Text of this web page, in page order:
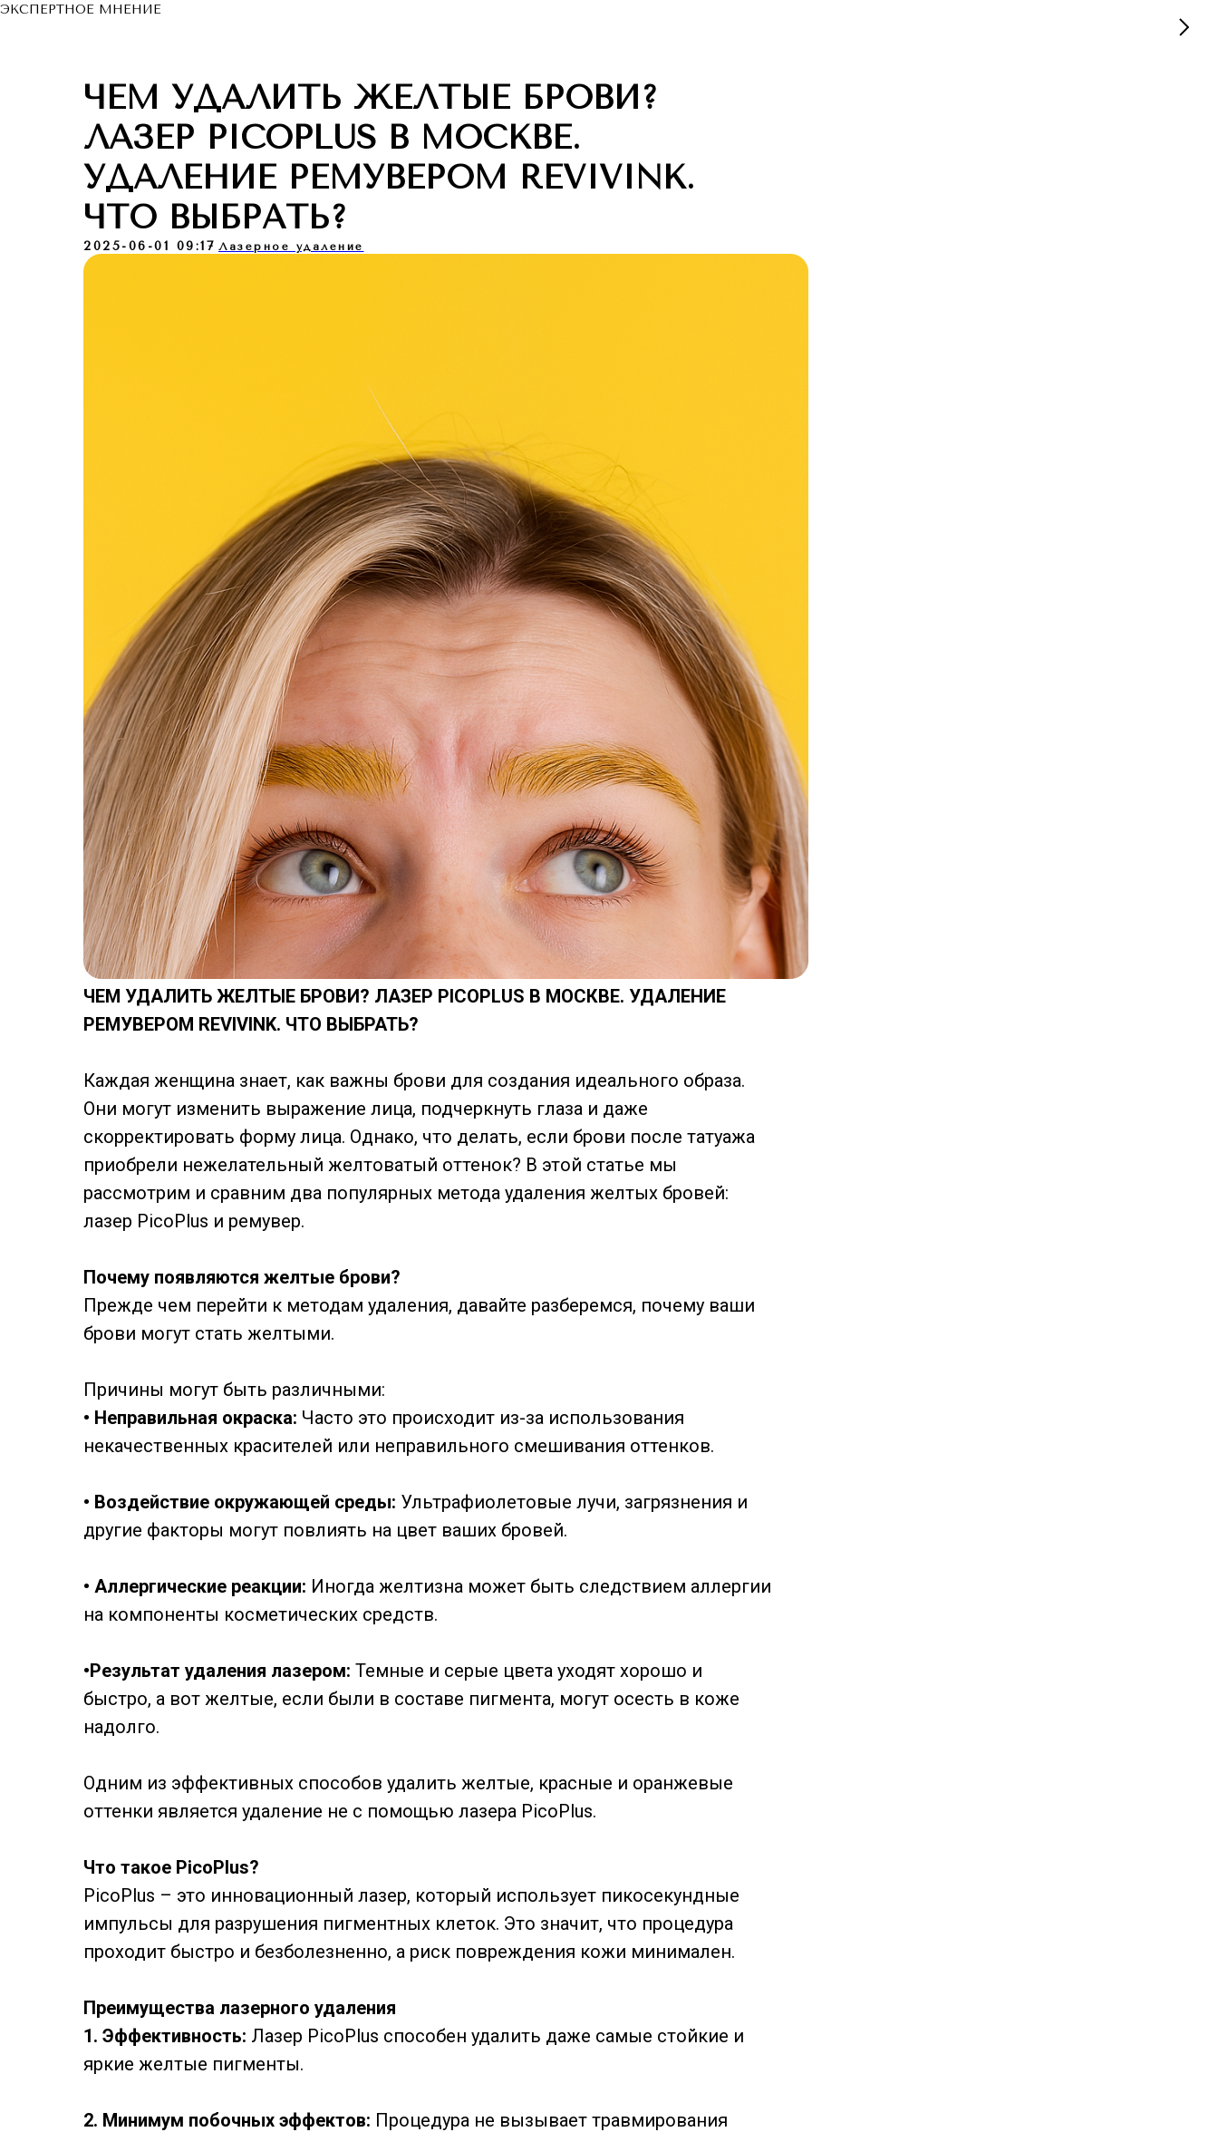
ЭКСПЕРТНОЕ МНЕНИЕ
ЧЕМ УДАЛИТЬ ЖЕЛТЫЕ БРОВИ?
ЛАЗЕР PICOPLUS В МОСКВЕ.
УДАЛЕНИЕ РЕМУВЕРОМ REVIVINK.
ЧТО ВЫБРАТЬ?
2025-06-01 09:17 Лазерное удаление
ЧЕМ УДАЛИТЬ ЖЕЛТЫЕ БРОВИ? ЛАЗЕР PICOPLUS В МОСКВЕ. УДАЛЕНИЕ
РЕМУВЕРОМ REVIVINK. ЧТО ВЫБРАТЬ?
Каждая женщина знает, как важны брови для создания идеального образа.
Они могут изменить выражение лица, подчеркнуть глаза и даже
скорректировать форму лица. Однако, что делать, если брови после татуажа
приобрели нежелательный желтоватый оттенок? В этой статье мы
рассмотрим и сравним два популярных метода удаления желтых бровей:
лазер PicoPlus и ремувер.
Почему появляются желтые брови?
Прежде чем перейти к методам удаления, давайте разберемся, почему ваши
брови могут стать желтыми.
Причины могут быть различными:
• Неправильная окраска: Часто это происходит из-за использования
некачественных красителей или неправильного смешивания оттенков.
• Воздействие окружающей среды: Ультрафиолетовые лучи, загрязнения и
другие факторы могут повлиять на цвет ваших бровей.
• Аллергические реакции: Иногда желтизна может быть следствием аллергии
на компоненты косметических средств.
•Результат удаления лазером: Темные и серые цвета уходят хорошо и
быстро, а вот желтые, если были в составе пигмента, могут осесть в коже
надолго.
Одним из эффективных способов удалить желтые, красные и оранжевые
оттенки является удаление не с помощью лазера PicoPlus.
Что такое PicoPlus?
PicoPlus – это инновационный лазер, который использует пикосекундные
импульсы для разрушения пигментных клеток. Это значит, что процедура
проходит быстро и безболезненно, а риск повреждения кожи минимален.
Преимущества лазерного удаления
1. Эффективность: Лазер PicoPlus способен удалить даже самые стойкие и
яркие желтые пигменты.
2. Минимум побочных эффектов: Процедура не вызывает травмирования